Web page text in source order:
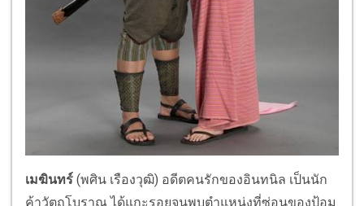
เมฆินทร์ (พศิน เรืองวุฒิ) อดีตคนรักของอินทนิล เป็นนัก
ค้าวัตถุโบราณ ได้แกะรอยจนพบตำแหน่งที่ซ่อนของป้อม